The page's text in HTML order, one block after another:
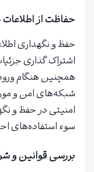
حفاظت از
حفظ و نگهداری
اشتراک گذاری
همچنین هنگام
شبکه‌های امن و
امنیتی در حفظ و
سوء استفاده‌های
بررسی قوانین و